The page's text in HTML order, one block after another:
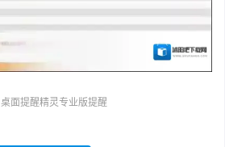
桌面提醒精灵专业版提醒